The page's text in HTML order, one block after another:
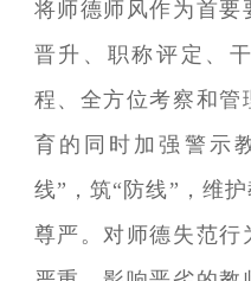
将师德师风作为首要
晋升、职称评定、
程、全方位考察和管
育的同时加强警示
线”，筑“防线”，维
尊严。对师德失范行